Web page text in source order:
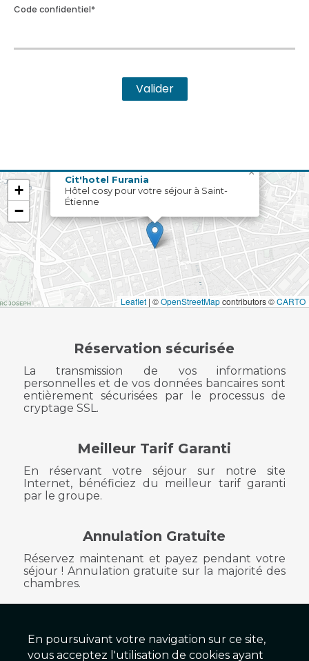
Code confidentiel*
Valider
Cit'hotel Furania
Hôtel cosy pour votre séjour à Saint-
Étienne
×
+
−
Leaflet | ©OpenStreetMapcontributors ©CARTO
HOTEL FURANIA
Réservation sécurisée
La transmission de vos informations
personnelles et de vos données bancaires sont
entièrement sécurisées par le processus de
cryptage SSL.
Meilleur Tarif Garanti
En réservant votre séjour sur notre site
Internet, bénéficiez du meilleur tarif garanti
par le groupe.
Annulation Gratuite
Réservez maintenant et payez pendant votre
séjour ! Annulation gratuite sur la majorité des
chambres.
En poursuivant votre navigation sur ce site,
vous acceptez l'utilisation de cookies ayant